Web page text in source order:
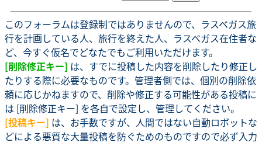
このフォーラムは登録制ではありませんので、ラスベガス旅
行を計画している人、旅行を終えた人、ラスベガス在住者な
ど、今すぐ仮名でどなたでもご利用いただけます。
[削除修正キー] は、すでに投稿した内容を削除したり修正し
たりする際に必要なものです。管理者側では、個別の削除依
頼に応じかねますので、削除や修正する可能性がある投稿に
は [削除修正キー] を各自で設定し、管理してください。
[投稿キー] は、お手数ですが、人間ではない自動ロボットな
どによる悪質な大量投稿を防ぐためのものですので必ず入力